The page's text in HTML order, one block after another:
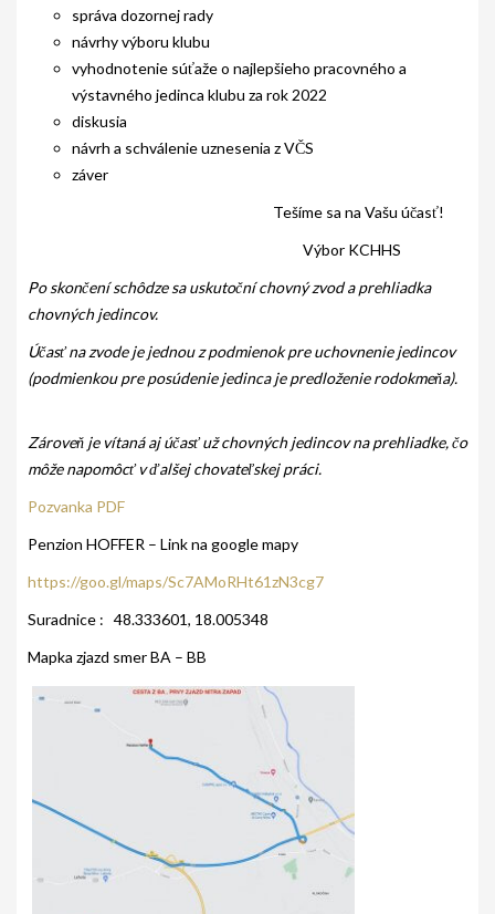
CHOVNÉ SUKY
CHOVATEĽSKÉ STANICE
OČAKÁVANÉ VRHY PP V ROKU 2026
AKCIE
STAVAČOV „MEMORIÁL B. ZEMKA“
VÝSTAVY
VÝCVIKOVÉ DNI 2025
GALÉRIA
KONTAKT
správa dozornej rady
návrhy výboru klubu
vyhodnotenie súťaže o najlepšieho pracovného a
výstavného jedinca klubu za rok 2022
diskusia
návrh a schválenie uznesenia z VČS
záver
Tešíme sa na Vašu účasť!
Výbor KCHHS
Po skončení schôdze sa uskutoční chovný zvod a prehliadka
chovných jedincov.
Účasť na zvode je jednou z podmienok pre uchovnenie jedincov
(podmienkou pre posúdenie jedinca je predloženie rodokmeňa).
Zároveň je vítaná aj účasť už chovných jedincov na prehliadke, čo
môže napomôcť v ďalšej chovateľskej práci.
Pozvanka PDF
Penzion HOFFER – Link na google mapy
https://goo.gl/maps/Sc7AMoRHt61zN3cg7
Suradnice : 48.333601, 18.005348
Mapka zjazd smer BA – BB